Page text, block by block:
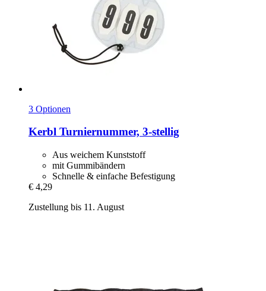
3 Optionen
Kerbl Turniernummer, 3-​stellig
Aus weichem Kunststoff
mit Gummibändern
Schnelle & einfache Befestigung
€ 4,29
Zustellung bis 11. August